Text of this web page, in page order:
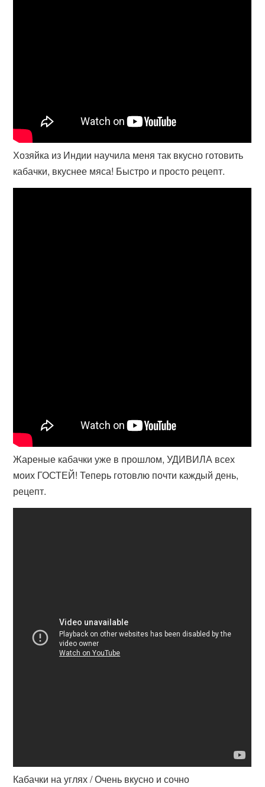
Хозяйка из Индии научила меня так вкусно готовить
кабачки, вкуснее мяса! Быстро и просто рецепт.
Жареные кабачки уже в прошлом, УДИВИЛА всех
моих ГОСТЕЙ! Теперь готовлю почти каждый день,
рецепт.
Кабачки на углях / Очень вкусно и сочно